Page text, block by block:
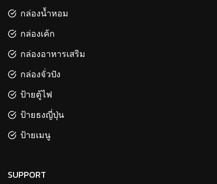
กล่องน้ำหอม
กล่องเค้ก
กล่องอาหารเสริม
กล่องจั่วปัง
ป้ายตู้ไฟ
ป้ายธงญี่ปุ่น
ป้ายเมนู
SUPPORT